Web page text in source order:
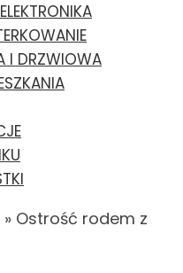
I DRZWIOWA
» Ostrość rodem z